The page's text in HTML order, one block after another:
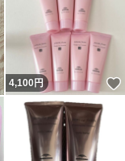
いいね！
4,100円